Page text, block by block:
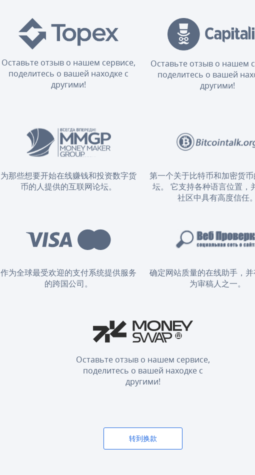
Оставьте отзыв о нашем сервисе,
поделитесь о вашей находке с
другими!
Оставьте отзыв о нашем
поделитесь о вашей
другими!
为那些想要开始在线赚钱和投资数字货
币的人提供的互联网论坛。
第一个关于比特币和加密货
坛。 它支持各种语言位置，
社区中具有高度信任。
作为全球最受欢迎的支付系统提供服务
的跨国公司。
确定网站质量的在线助手，
为审稿人之一。
Оставьте отзыв о нашем сервисе,
поделитесь о вашей находке с
другими!
转到换款